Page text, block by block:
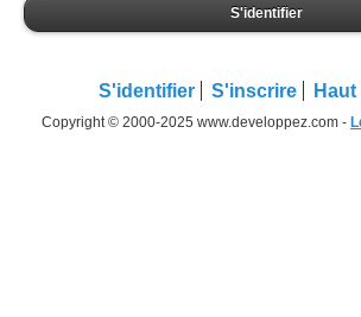
S'identifier
S'identifier S'inscrire
Copyright © 2000-2025 www.developpez.com -